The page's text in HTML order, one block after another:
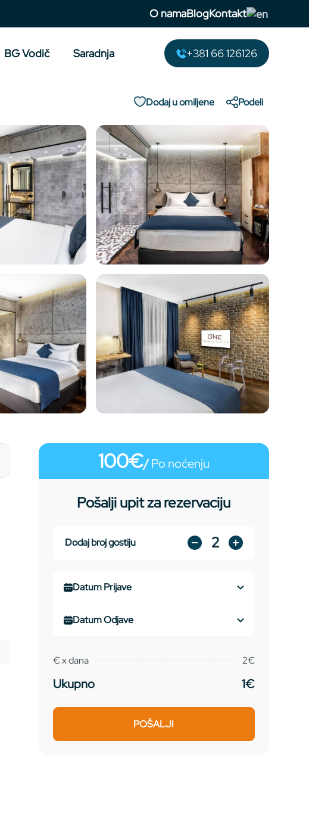
O namaBlogKontakt
BG Vodič Saradnja +381 66 126126
Dodaj u omiljene Podeli
100€/Po noćenju
Pošalji upit za rezervaciju
Dodaj broj gostiju 2
€xdana 2€
Ukupno 1€
POŠALJI